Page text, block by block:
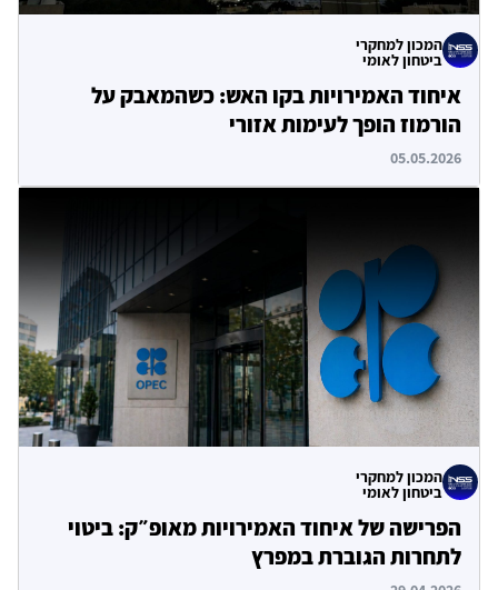
המכון למחקרי
ביטחון לאומי
איחוד האמירויות בקו האש: כשהמאבק על
הורמוז הופך לעימות אזורי
05.05.2026
המכון למחקרי
ביטחון לאומי
הפרישה של איחוד האמירויות מאופ״ק: ביטוי
לתחרות הגוברת במפרץ